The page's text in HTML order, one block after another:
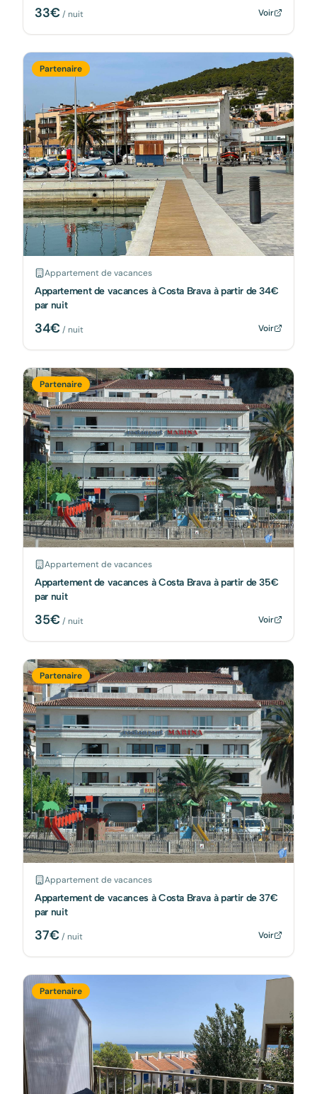
33€/ nuit Voir
Partenaire
Appartement de vacances
Appartement de vacances à Costa Brava à partir de 34€
par nuit
34€/ nuit Voir
Partenaire
Appartement de vacances
Appartement de vacances à Costa Brava à partir de 35€
par nuit
35€/ nuit Voir
Partenaire
Appartement de vacances
Appartement de vacances à Costa Brava à partir de 37€
par nuit
37€/ nuit Voir
Partenaire